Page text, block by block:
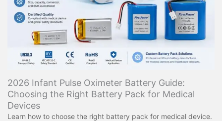
2026 Infant Pulse Oximeter Battery Guide:
Choosing the Right Battery Pack for Medical
Devices
Learn how to choose the right battery pack for medical device.